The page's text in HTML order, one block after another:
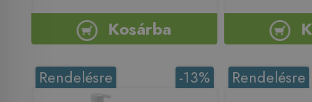
Kosárba
-13%
Rendelésre Rendelésre